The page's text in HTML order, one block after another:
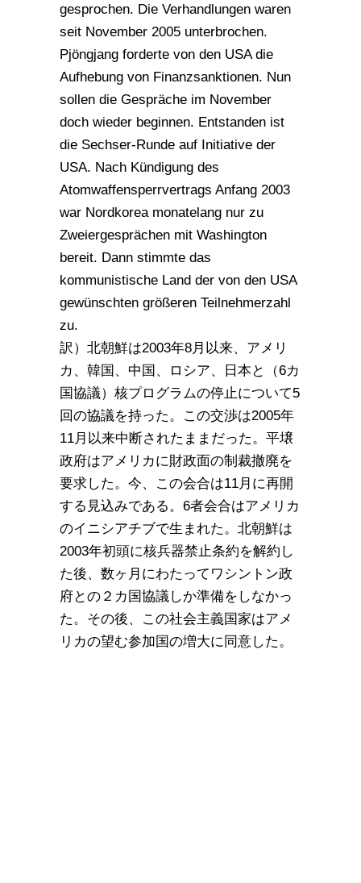
gesprochen. Die Verhandlungen waren
seit November 2005 unterbrochen.
Pjöngjang forderte von den USA die
Aufhebung von Finanzsanktionen. Nun
sollen die Gespräche im November
doch wieder beginnen. Entstanden ist
die Sechser-Runde auf Initiative der
USA. Nach Kündigung des
Atomwaffensperrvertrags Anfang 2003
war Nordkorea monatelang nur zu
Zweiergesprächen mit Washington
bereit. Dann stimmte das
kommunistische Land der von den USA
gewünschten größeren Teilnehmerzahl
zu.
訳）北朝鮮は2003年8月以来、アメリ
カ、韓国、中国、ロシア、日本と（6カ
国協議）核プログラムの停止について5
回の協議を持った。この交渉は2005年
11月以来中断されたままだった。平壌
政府はアメリカに財政面の制裁撤廃を
要求した。今、この会合は11月に再開
する見込みである。6者会合はアメリカ
のイニシアチブで生まれた。北朝鮮は
2003年初頭に核兵器禁止条約を解約し
た後、数ヶ月にわたってワシントン政
府との２カ国協議しか準備をしなかっ
た。その後、この社会主義国家はアメ
リカの望む参加国の増大に同意した。